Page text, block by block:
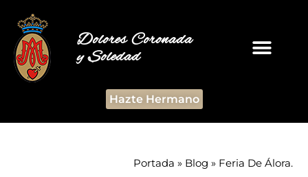
Dolores Coronada
y Soledad
Hazte Hermano
Portada » Blog » Feria De Álora.